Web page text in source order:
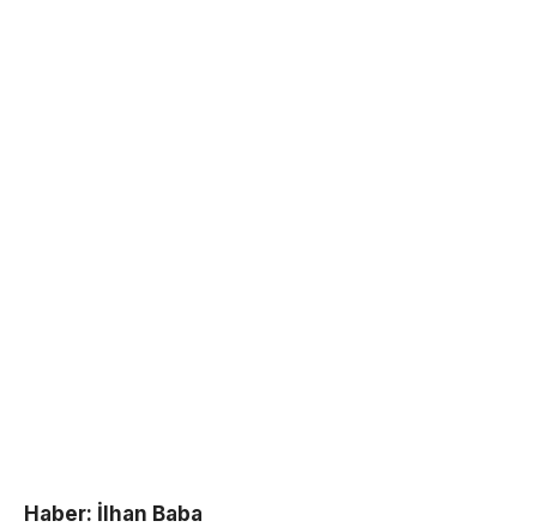
Haber: İlhan Baba